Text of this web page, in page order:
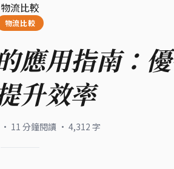
物流比較
物流比較
應用指南：
升效率
· 11 分鐘閱讀 · 4,312 字